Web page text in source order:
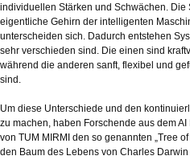
individuellen Stärken und Schwächen.
eigentliche Gehirn der intelligenten
unterscheiden sich. Dadurch entstehen
sehr verschieden sind. Die einen sind
während die anderen sanft, flexibel und
sind.
Um diese Unterschiede und den
zu machen, haben Forschende aus dem
von TUM MIRMI den so genannten „Tree
den Baum des Lebens von Charles